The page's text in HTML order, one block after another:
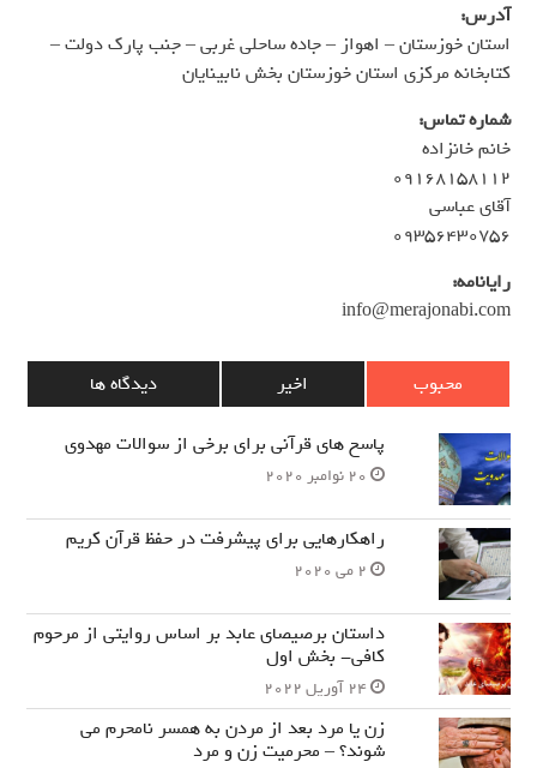
آدرس:
استان خوزستان – اهواز – جاده ساحلی غربی – جنب پارک دولت –
کتابخانه مرکزی استان خوزستان بخش نابینایان
شماره تماس:
خانم خانزاده
۰۹۱۶۸۱۵۸۱۱۲
آقای عباسی
۰۹۳۵۶۴۳۰۷۵۶
رایانامه:
info@merajonabi.com
محبوب اخیر دیدگاه ها
پاسخ های قرآنی برای برخی از سوالات مهدوی
20 نوامبر 2020
راهکارهایی برای پیشرفت در حفظ قرآن کریم
2 می 2020
داستان برصیصای عابد بر اساس روایتی از مرحوم
کافی- بخش اول
24 آوریل 2022
زن یا مرد بعد از مردن به همسر نامحرم می
شوند؟ – محرمیت زن و مرد